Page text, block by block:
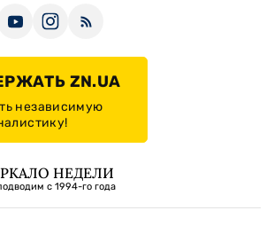
ZN.UA
независимую
НЕДЕЛИ
с 1994-го года